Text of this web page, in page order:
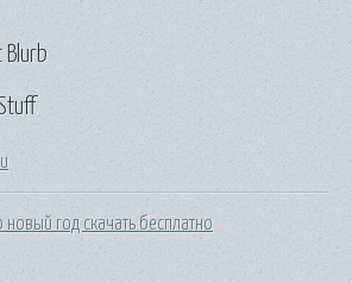
год скачать бесплатно
Blurb